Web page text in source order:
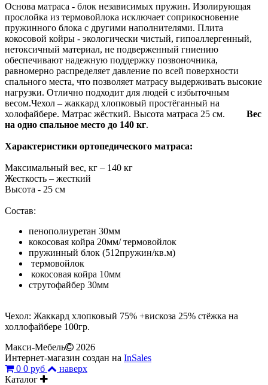
Основа матраса - блок независимых пружин. Изолирующая
прослойка из термовойлока исключает соприкосновение
пружинного блока с другими наполнителями. Плита
кокосовой койры - экологически чистый, гипоаллергенный,
нетоксичный материал, не подверженный гниению
обеспечивают надежную поддержку позвоночника,
равномерно распределяет давление по всей поверхности
спального места, что позволяет матрасу выдерживать высокие
нагрузки. Отлично подходит для людей с избыточным
весом.Чехол – жаккард хлопковый простёганный на
холофайбере. Матрас жёсткий. Высота матраса 25 см.
Вес
на одно спальное место до 140 кг.
Характеристики ортопедического матраса:
Максимальный вес, кг – 140 кг
Жесткость – жесткий
Высота - 25 см
Состав:
пенополиуретан 30мм
кокосовая койра 20мм/ термовойлок
пружинный блок (512пружин/кв.м)
термовойлок
кокосовая койра 10мм
струтофайбер 30мм
Чехол: Жаккард хлопковый 75% +вискоза 25% стёжка на
холлофайбере 100гр.
Макси-Мебель
2026
Интернет-магазин создан на InSales
0 0 руб
наверх
Каталог